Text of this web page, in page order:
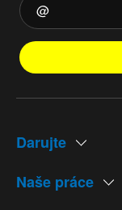
Darujte
Naše práce